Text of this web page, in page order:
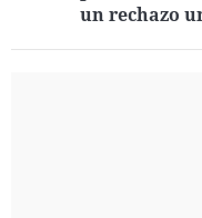
un rechazo